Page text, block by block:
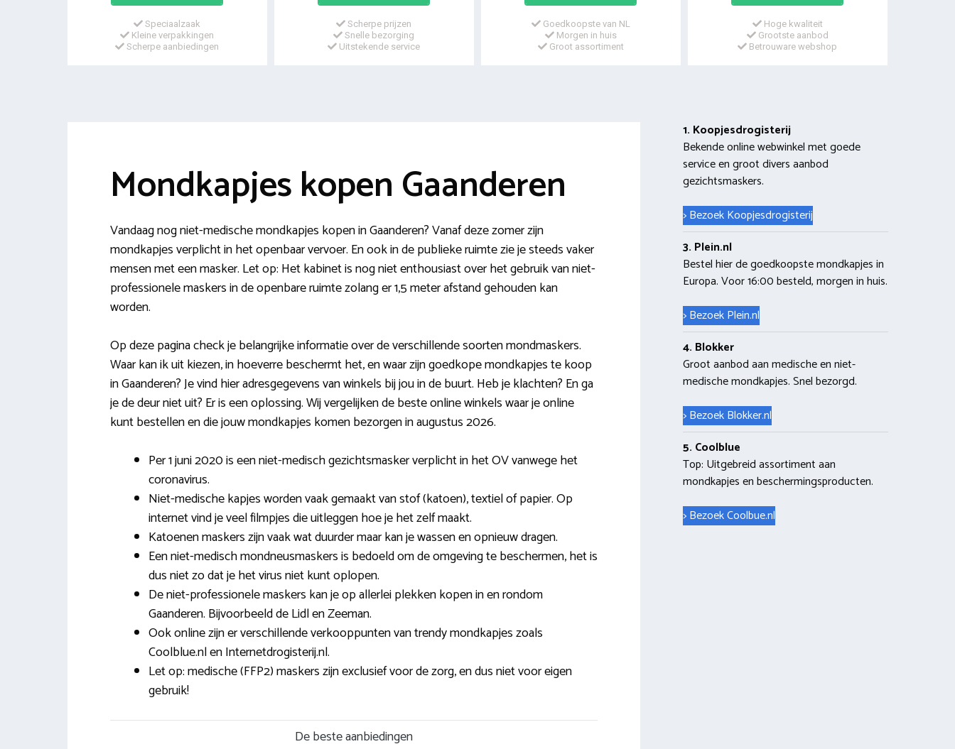
Speciaalzaak
Kleine verpakkingen
Scherpe aanbiedingen
Scherpe prijzen
Snelle bezorging
Uitstekende service
Goedkoopste van NL
Morgen in huis
Groot assortiment
Hoge kwaliteit
Grootste aanbod
Betrouware webshop
Mondkapjes kopen Gaanderen
Vandaag nog niet-medische mondkapjes kopen in Gaanderen? Vanaf deze zomer zijn
mondkapjes verplicht in het openbaar vervoer. En ook in de publieke ruimte zie je steeds vaker
mensen met een masker. Let op: Het kabinet is nog niet enthousiast over het gebruik van niet-
professionele maskers in de openbare ruimte zolang er 1,5 meter afstand gehouden kan
worden.
Op deze pagina check je belangrijke informatie over de verschillende soorten mondmaskers.
Waar kan ik uit kiezen, in hoeverre beschermt het, en waar zijn goedkope mondkapjes te koop
in Gaanderen? Je vind hier adresgegevens van winkels bij jou in de buurt. Heb je klachten? En ga
je de deur niet uit? Er is een oplossing. Wij vergelijken de beste online winkels waar je online
kunt bestellen en die jouw mondkapjes komen bezorgen in augustus 2026.
Per 1 juni 2020 is een niet-medisch gezichtsmasker verplicht in het OV vanwege het
coronavirus.
Niet-medische kapjes worden vaak gemaakt van stof (katoen), textiel of papier. Op
internet vind je veel filmpjes die uitleggen hoe je het zelf maakt.
Katoenen maskers zijn vaak wat duurder maar kan je wassen en opnieuw dragen.
Een niet-medisch mondneusmaskers is bedoeld om de omgeving te beschermen, het is
dus niet zo dat je het virus niet kunt oplopen.
De niet-professionele maskers kan je op allerlei plekken kopen in en rondom
Gaanderen. Bijvoorbeeld de Lidl en Zeeman.
Ook online zijn er verschillende verkooppunten van trendy mondkapjes zoals
Coolblue.nl en Internetdrogisterij.nl.
Let op: medische (FFP2) maskers zijn exclusief voor de zorg, en dus niet voor eigen
gebruik!
De beste aanbiedingen
1. Koopjesdrogisterij
Bekende online webwinkel met goede
service en groot divers aanbod
gezichtsmaskers.
> Bezoek Koopjesdrogisterij
3. Plein.nl
Bestel hier de goedkoopste mondkapjes in
Europa. Voor 16:00 besteld, morgen in huis.
> Bezoek Plein.nl
4. Blokker
Groot aanbod aan medische en niet-
medische mondkapjes. Snel bezorgd.
> Bezoek Blokker.nl
5. Coolblue
Top: Uitgebreid assortiment aan
mondkapjes en beschermingsproducten.
> Bezoek Coolbue.nl